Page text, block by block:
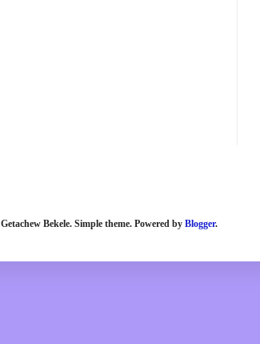
Getachew Bekele. Simple theme. Powered by Blogger.